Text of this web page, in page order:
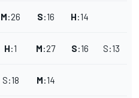
M:26 S:16 H:14
H:1 M:27 S:16 S:13
S:18 M:14